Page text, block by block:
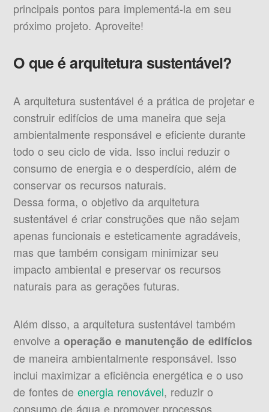
principais pontos para implementá-la em seu
próximo projeto. Aproveite!
O que é arquitetura sustentável?
A arquitetura sustentável é a prática de projetar e
construir edifícios de uma maneira que seja
ambientalmente responsável e eficiente durante
todo o seu ciclo de vida. Isso inclui reduzir o
consumo de energia e o desperdício, além de
conservar os recursos naturais.
Dessa forma, o objetivo da arquitetura
sustentável é criar construções que não sejam
apenas funcionais e esteticamente agradáveis,
mas que também consigam minimizar seu
impacto ambiental e preservar os recursos
naturais para as gerações futuras.
Além disso, a arquitetura sustentável também
envolve aoperação e manutenção de edifícios
de maneira ambientalmente responsável. Isso
inclui maximizar a eficiência energética e o uso
de fontes de energia renovável, reduzir o
consumo de água e promover processos